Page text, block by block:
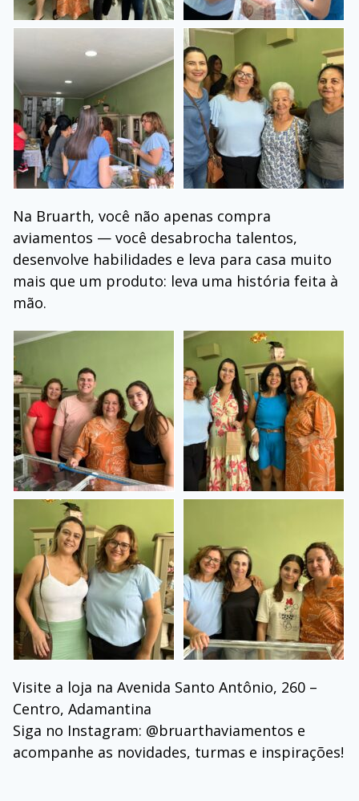
Na Bruarth, você não apenas compra
aviamentos — você desabrocha talentos,
desenvolve habilidades e leva para casa muito
mais que um produto: leva uma história feita à
mão.
Visite a loja na Avenida Santo Antônio, 260 –
Centro, Adamantina
Siga no Instagram: @bruarthaviamentos e
acompanhe as novidades, turmas e inspirações!